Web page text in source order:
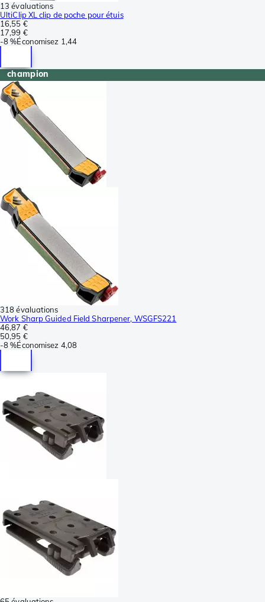
13 évaluations
UltiClip XL clip de poche pour étuis
16,55 €
17,99 €
-8 %Économisez 1,44
champion
318 évaluations
Work Sharp Guided Field Sharpener, WSGFS221
46,87 €
50,95 €
-8 %Économisez 4,08